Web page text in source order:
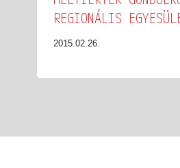
REGIONÁLIS
2015.02.26.